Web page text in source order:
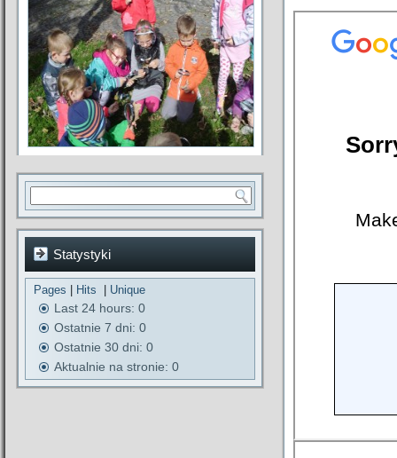
Statystyki
Pages Hits Unique
Last 24 hours: 0
Ostatnie 7 dni: 0
Ostatnie 30 dni: 0
Aktualnie na stronie: 0